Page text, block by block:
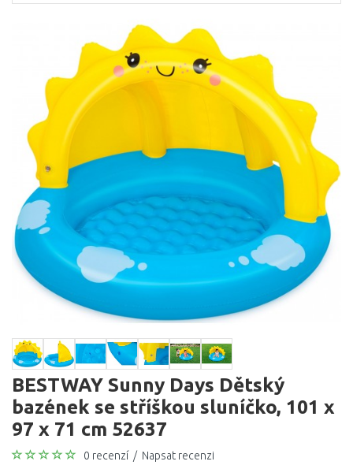
BESTWAY Sunny Days Dětský
bazének se stříškou sluníčko, 101 x
97 x 71 cm 52637
0 recenzí / Napsat recenzi